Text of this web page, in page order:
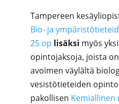
Tampereen
Bio- ja
25 op lisäksi myös
opintojaksoja, joista
avoimen väylältä
vesistötieteiden
pakollisen Kemiallinen